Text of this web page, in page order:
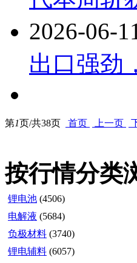
2026-06-
出口强劲
第1页/共38页 首页 上一页
按行情分类
锂电池 (4506)
电解液 (5684)
负极材料 (3740)
锂电辅料 (6057)